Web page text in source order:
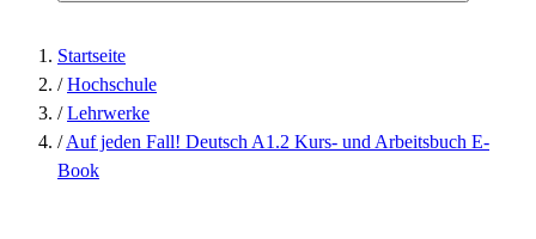
Startseite
/ Hochschule
/ Lehrwerke
/ Auf jeden Fall! Deutsch A1.2 Kurs- und Arbeitsbuch E-
Book